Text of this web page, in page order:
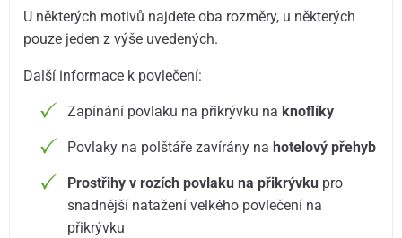
U některých motivů najdete oba rozměry, u některých
pouze jeden z výše uvedených.
Další informace k povlečení:
Zapínání povlaku na přikrývku na knoflíky
Povlaky na polštáře zavírány nahotelový přehyb
Prostřihy v rozích povlaku na přikrývku pro
snadnější natažení velkého povlečení na
přikrývku